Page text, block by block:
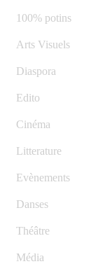
100% potins
Arts Visuels
Diaspora
Edito
Cinéma
Litterature
Evènements
Danses
Théâtre
Média